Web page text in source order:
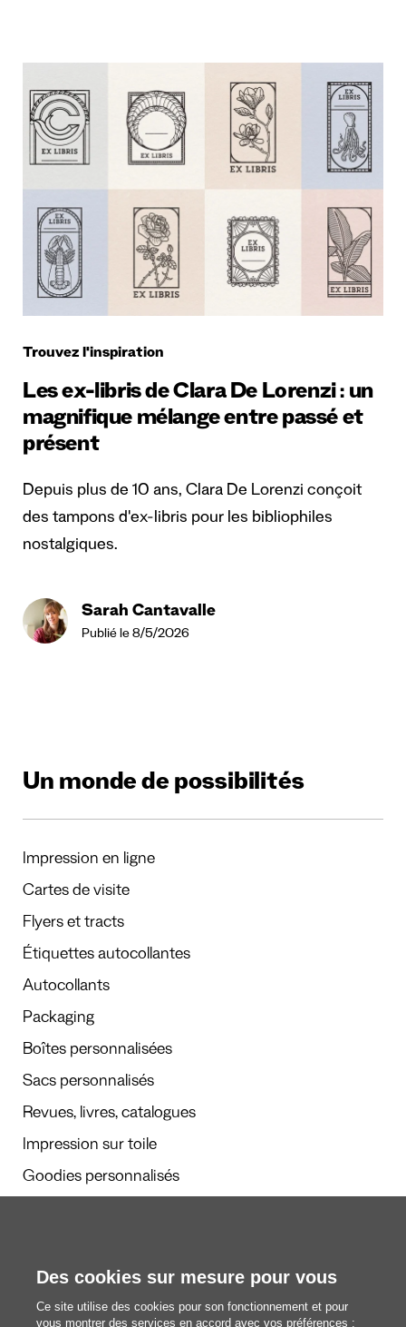
Trouvez l'inspiration
Les ex-libris de Clara De Lorenzi : un
magnifique mélange entre passé et
présent
Depuis plus de 10 ans, Clara De Lorenzi conçoit
des tampons d'ex-libris pour les bibliophiles
nostalgiques.
Sarah Cantavalle
Publié le 8/5/2026
Un monde de possibilités
Impression en ligne
Cartes de visite
Flyers et tracts
Étiquettes autocollantes
Autocollants
Packaging
Boîtes personnalisées
Sacs personnalisés
Revues, livres, catalogues
Impression sur toile
Goodies personnalisés
Des cookies sur mesure pour vous
Ce site utilise des cookies pour son fonctionnement et pour
vous montrer des services en accord avec vos préférences :